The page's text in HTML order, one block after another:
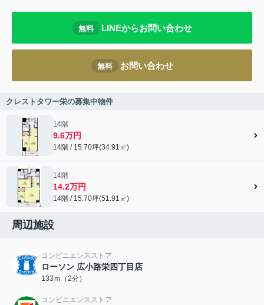
無料 LINEからお問い合わせ
無料 お問い合わせ
クレストタワー栄の募集中物件
14階
9.6万円
14階 / 15.70坪(34.91㎡)
14階
14.2万円
14階 / 15.70坪(51.91㎡)
周辺施設
コンビニエンスストア
ローソン 広小路栄四丁目店
133ｍ（2分）
コンビニエンスストア